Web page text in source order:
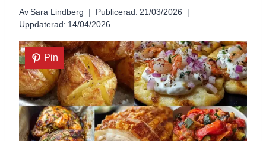
Av Sara Lindberg Publicerad: 21/03/2026
Uppdaterad: 14/04/2026
Pin